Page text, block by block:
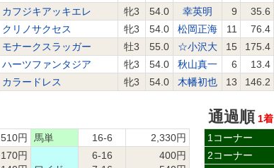
カフジキアッキエレ 牝3 54.0 幸英明 9 35.6
クリノサクセス 牝3 54.0 松岡正海 11 76.4
モナークスラッガー 牡3 55.0 ☆小沢大 15 175.4
ハーツファンタジア 牝3 54.0 秋山真一 6 13.4
カラードレス 牝3 54.0 木幡初也 13 146.2
510円 馬単 16-6 2,330円
170円
6-16
400円
通過順 1着
1コーナー
2コーナー